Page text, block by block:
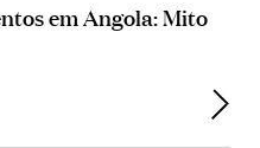
em Angola: Mito